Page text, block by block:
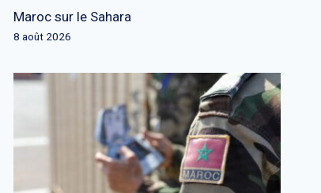
Maroc sur le Sahara
8 août 2026